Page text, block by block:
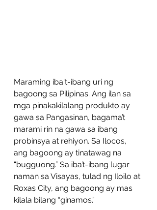
Maraming iba't-ibang uri ng
bagoong sa Pilipinas. Ang ilan sa
mga pinakakilalang produkto ay
gawa sa Pangasinan, bagama’t
marami rin na gawa sa ibang
probinsya at rehiyon. Sa Ilocos,
ang bagoong ay tinatawag na
“bugguong.” Sa iba’t-ibang lugar
naman sa Visayas, tulad ng Iloilo at
Roxas City, ang bagoong ay mas
kilala bilang “ginamos.”